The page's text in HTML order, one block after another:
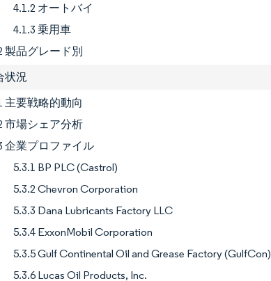
4.1.2 オートバイ
4.1.3 乗用車
製品グレード別
状況
主要戦略的動向
市場シェア分析
企業プロファイル
5.3.1 BP PLC (Castrol)
5.3.2 Chevron Corporation
5.3.3 Dana Lubricants Factory LLC
5.3.4 ExxonMobil Corporation
5.3.5 Gulf Continental Oil and Grease Factory (GulfCon)
5.3.6 Lucas Oil Products, Inc.